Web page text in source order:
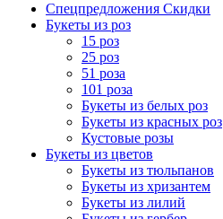
Спецпредложения Скидки
Букеты из роз
15 роз
25 роз
51 роза
101 роза
Букеты из белых роз
Букеты из красных роз
Кустовые розы
Букеты из цветов
Букеты из тюльпанов
Букеты из хризантем
Букеты из лилий